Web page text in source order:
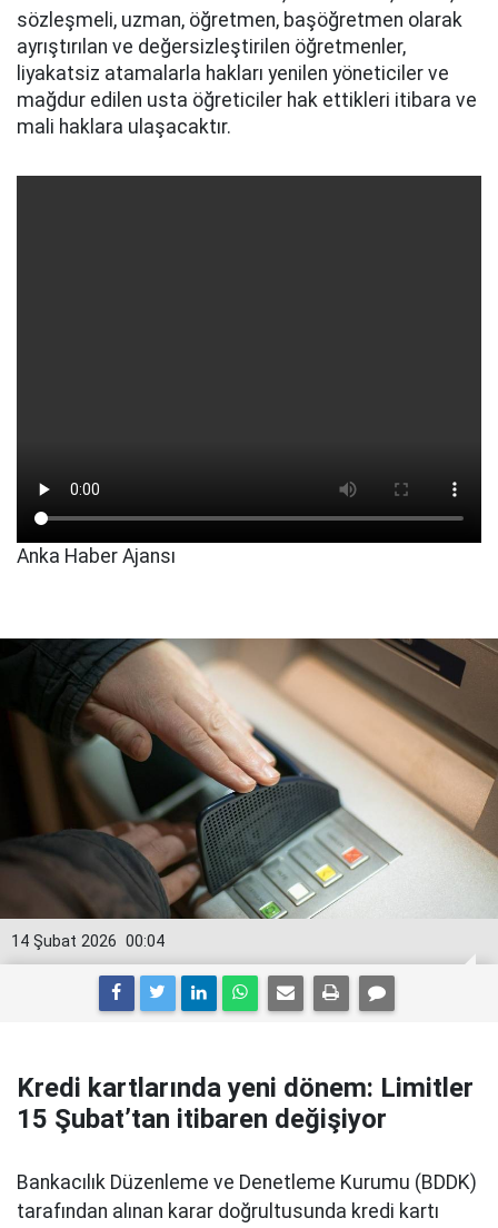
sözleşmeli, uzman, öğretmen, başöğretmen olarak
ayrıştırılan ve değersizleştirilen öğretmenler,
liyakatsiz atamalarla hakları yenilen yöneticiler ve
mağdur edilen usta öğreticiler hak ettikleri itibara ve
mali haklara ulaşacaktır.
Anka Haber Ajansı
00:04
14 Şubat 2026
Kredi kartlarında yeni dönem: Limitler
15 Şubat’tan itibaren değişiyor
Bankacılık Düzenleme ve Denetleme Kurumu (BDDK)
tarafından alınan karar doğrultusunda kredi kartı